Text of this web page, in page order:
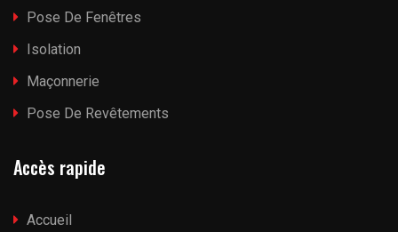
Pose De Fenêtres
Isolation
Maçonnerie
Pose De Revêtements
Accès rapide
Accueil